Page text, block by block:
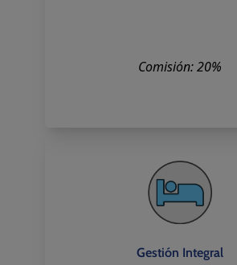
Comisión: 20%
Gestión Integral